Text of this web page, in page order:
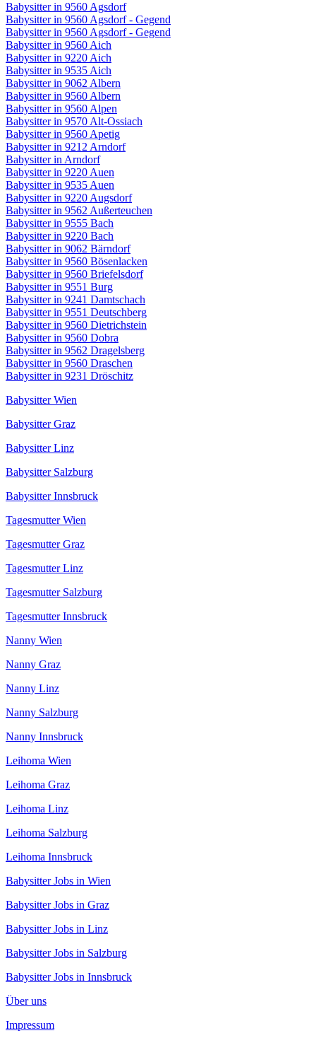
Babysitter in 9560 Agsdorf
Babysitter in 9560 Agsdorf - Gegend
Babysitter in 9560 Agsdorf - Gegend
Babysitter in 9560 Aich
Babysitter in 9220 Aich
Babysitter in 9535 Aich
Babysitter in 9062 Albern
Babysitter in 9560 Albern
Babysitter in 9560 Alpen
Babysitter in 9570 Alt-Ossiach
Babysitter in 9560 Apetig
Babysitter in 9212 Arndorf
Babysitter in Arndorf
Babysitter in 9220 Auen
Babysitter in 9535 Auen
Babysitter in 9220 Augsdorf
Babysitter in 9562 Außerteuchen
Babysitter in 9555 Bach
Babysitter in 9220 Bach
Babysitter in 9062 Bärndorf
Babysitter in 9560 Bösenlacken
Babysitter in 9560 Briefelsdorf
Babysitter in 9551 Burg
Babysitter in 9241 Damtschach
Babysitter in 9551 Deutschberg
Babysitter in 9560 Dietrichstein
Babysitter in 9560 Dobra
Babysitter in 9562 Dragelsberg
Babysitter in 9560 Draschen
Babysitter in 9231 Dröschitz
Babysitter Wien
Babysitter Graz
Babysitter Linz
Babysitter Salzburg
Babysitter Innsbruck
Tagesmutter Wien
Tagesmutter Graz
Tagesmutter Linz
Tagesmutter Salzburg
Tagesmutter Innsbruck
Nanny Wien
Nanny Graz
Nanny Linz
Nanny Salzburg
Nanny Innsbruck
Leihoma Wien
Leihoma Graz
Leihoma Linz
Leihoma Salzburg
Leihoma Innsbruck
Babysitter Jobs in Wien
Babysitter Jobs in Graz
Babysitter Jobs in Linz
Babysitter Jobs in Salzburg
Babysitter Jobs in Innsbruck
Über uns
Impressum